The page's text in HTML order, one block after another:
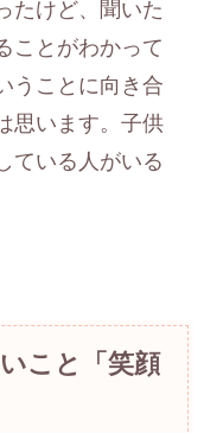
たけど、聞いた
ことがわかって
うことに向き合
思います。子供
ている人がいる
こと「笑顔